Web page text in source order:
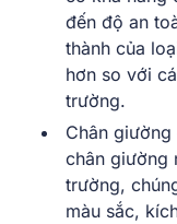
đến độ an
thành của
hơn so với
trường.
Chân
chân giường
trường,
màu sắc,